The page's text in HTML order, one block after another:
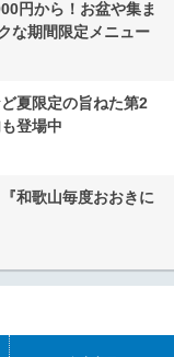
円から！お盆や集ま
な期間限定メニュー
夏限定の旨ねた第2
登場中
和歌山毎度おおきに